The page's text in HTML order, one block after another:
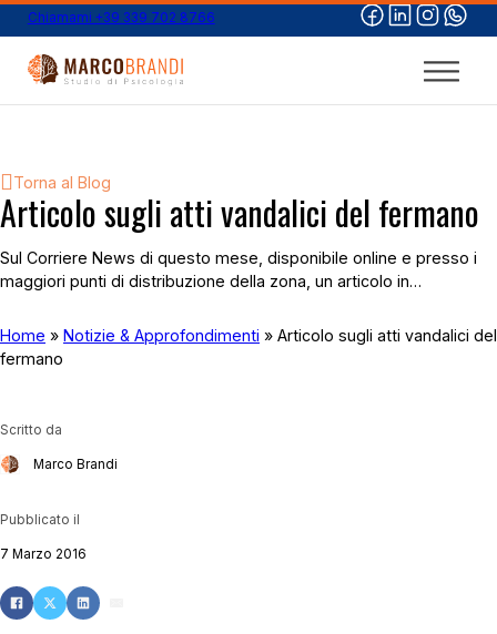
Chiamami +39 339 702 8766
Articolo sugli atti vandalici del fermano
Sul Corriere News di questo mese, disponibile online e presso i
maggiori punti di distribuzione della zona, un articolo in…
Home » Notizie & Approfondimenti » Articolo sugli atti vandalici del
fermano
Scritto da
Marco Brandi
Pubblicato il
7 Marzo 2016
Torna al Blog